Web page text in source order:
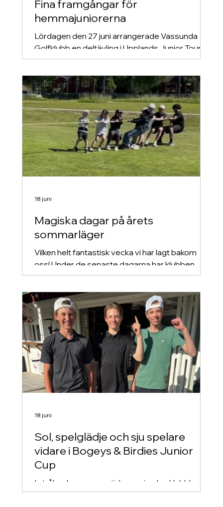
Fina framgångar för
hemmajuniorerna
Lördagen den 27 juni arrangerade Vassunda
Golfklubb en deltävling i Upplands Junior Tour.
Trots den höga sommarvärmen bjöds det på
ute på banan.
Magiska dagar på årets
sommarläger
Vilken helt fantastisk vecka vi har lagt bakom
oss! Under de senaste dagarna har klubben
sjudit av liv, rörelse och ren rörelseglädje när vi
sommarläger.
18 juni
Sol, spelglädje och sju spelare
vidare i Bogeys & Birdies Junior
Cup
I strålande sommarväder avgjordes klubbkvalet
till Bogeys & Birdies Junior Cup (tidigare Teen
18 juni